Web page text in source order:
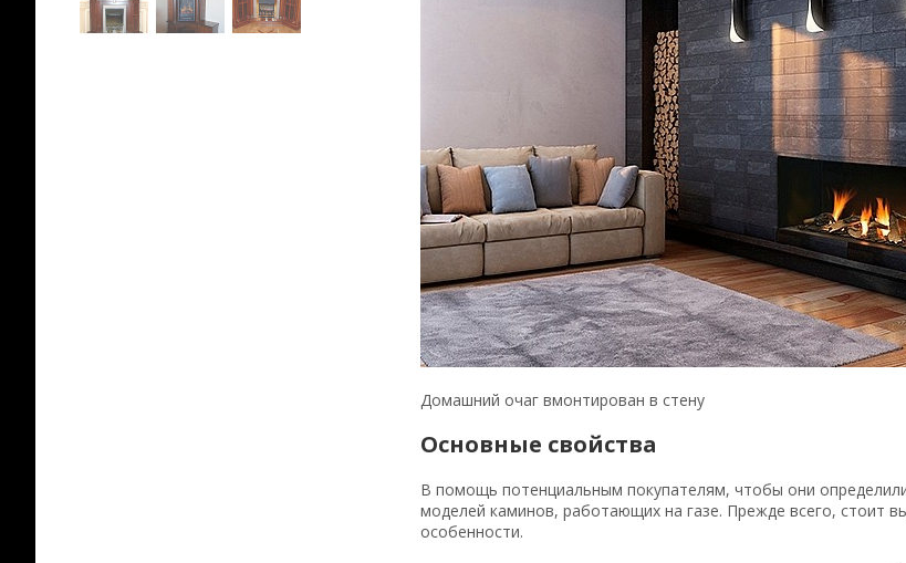
Домашний очаг вмонтирован в стену
Основные свойства
В помощь потенциальным покупателям, чтобы они
моделей каминов, работающих на газе. Прежде всего, стоит
особенности.